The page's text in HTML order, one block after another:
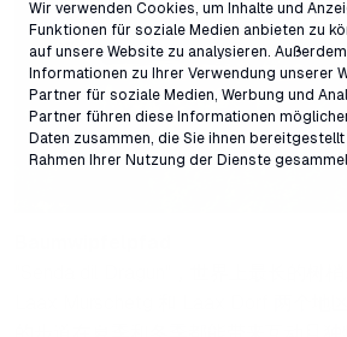
Wir verwenden Cookies, um Inhalte und
Funktionen für soziale Medien anbieten zu
auf unsere Website zu analysieren.
Informationen zu Ihrer Verwendung unserer
Partner für soziale Medien, Werbung und
Partner führen diese Informationen
Daten zusammen, die Sie ihnen
Rahmen Ihrer Nutzung der Dienste